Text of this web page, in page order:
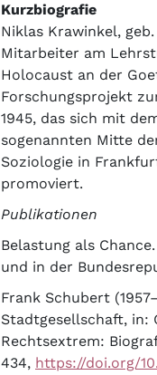
Kurzbiografie
Niklas Krawinkel,
Mitarbeiter am
Holocaust an der
Forschungsprojekt
1945, das sich mit
sogenannten Mitte
Soziologie in
promoviert.
Publikationen
Belastung als
und in der
Frank Schubert
Stadtgesellschaft, in:
Rechtsextrem:
434, https://doi.org/